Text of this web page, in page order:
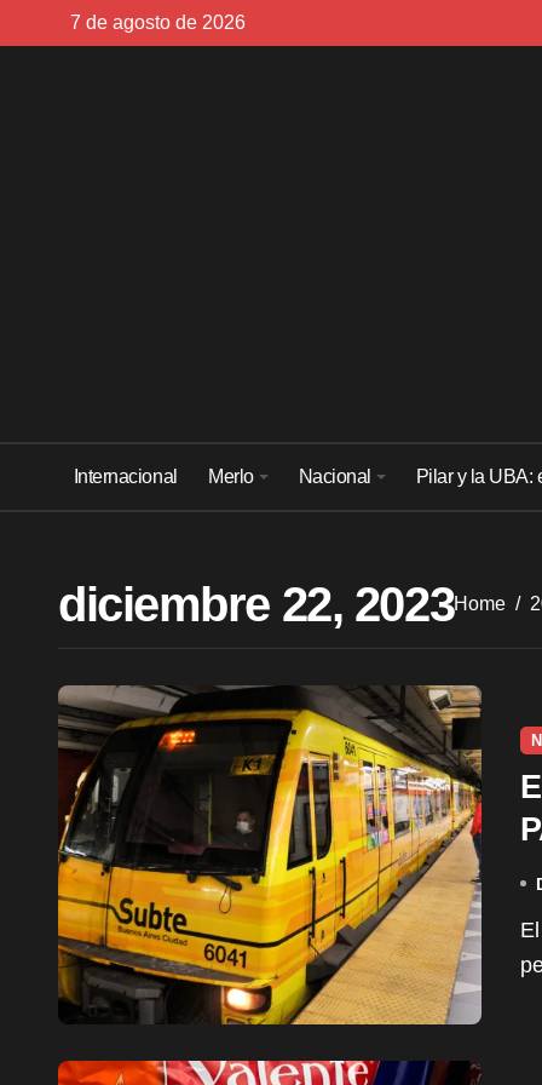
7 de agosto de 2026
Internacional Merlo Nacional Pilar y la UBA:
diciembre 22, 2023Home
El incremento en el subte se implementará en dos